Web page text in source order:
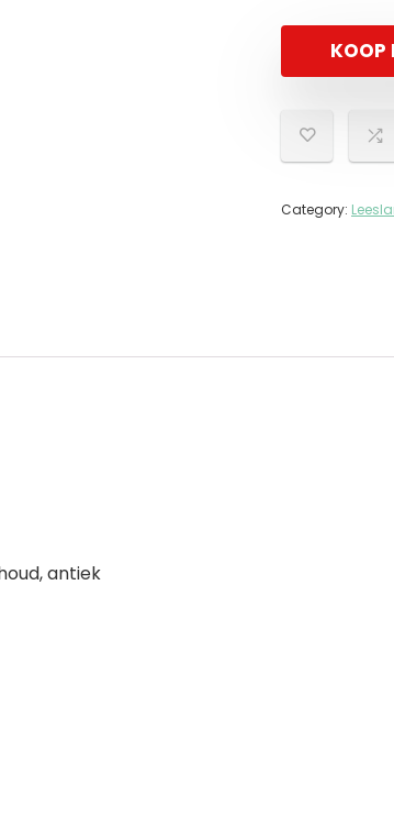
KOOP
Category:
antiek